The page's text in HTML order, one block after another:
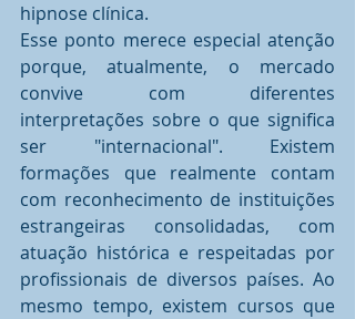
hipnose clínica.
Esse ponto merece especial atenção
porque, atualmente, o mercado
convive com diferentes
interpretações sobre o que significa
ser "internacional". Existem
formações que realmente contam
com reconhecimento de instituições
estrangeiras consolidadas, com
atuação histórica e respeitadas por
profissionais de diversos países. Ao
mesmo tempo, existem cursos que